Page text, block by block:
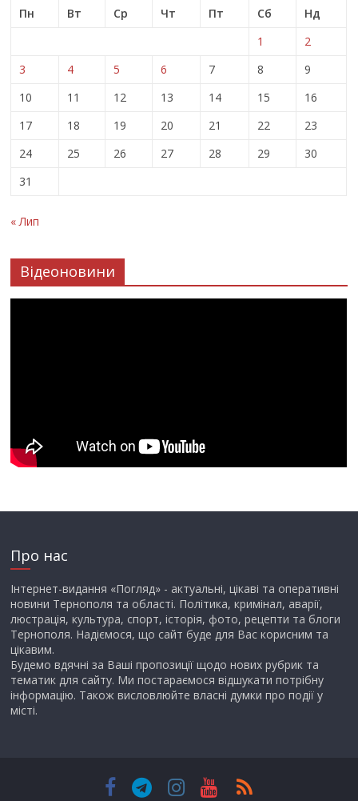
Пн
Вт Ср Чт Пт Сб
Нд
1
2
3
4 5 6 7 8
9
10
11 12 13 14 15
16
17
18 19 20 21 22
23
24
25 26 27 28 29
30
31
« Лип
Відеоновини
Про нас
Інтернет-видання «Погляд» - актуальні, цікаві та оперативні
новини Тернополя та області. Політика, кримінал, аварії,
люстрація, культура, спорт, історія, фото, рецепти та блоги
Тернополя. Надіємося, що сайт буде для Вас корисним та
цікавим.
Будемо вдячні за Ваші пропозиції щодо нових рубрик та
тематик для сайту. Ми постараємося відшукати потрібну
інформацію. Також висловлюйте власні думки про події у
місті.